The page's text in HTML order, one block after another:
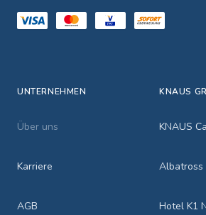
UNTERNEHMEN
Über uns
Karriere
AGB
KNAUS
KNAUS
Albatross
Hotel K1